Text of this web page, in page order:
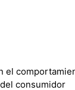
el